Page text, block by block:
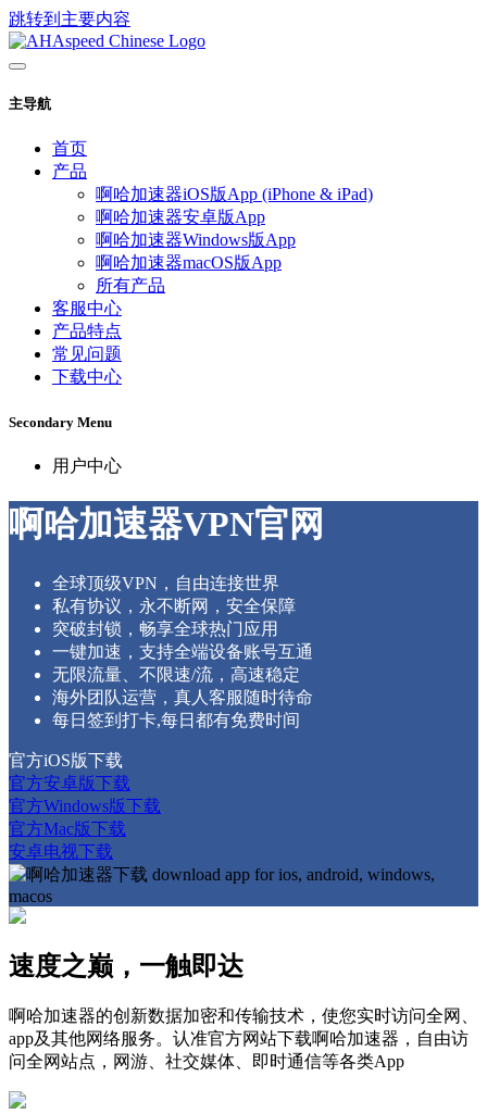
跳转到主要内容
主导航
首页
产品
啊哈加速器iOS版App (iPhone & iPad)
啊哈加速器安卓版App
啊哈加速器Windows版App
啊哈加速器macOS版App
所有产品
客服中心
产品特点
常见问题
下载中心
Secondary Menu
用户中心
啊哈加速器VPN官网
全球顶级VPN，自由连接世界
私有协议，永不断网，安全保障
突破封锁，畅享全球热门应用
一键加速，支持全端设备账号互通
无限流量、不限速/流，高速稳定
海外团队运营，真人客服随时待命
每日签到打卡,每日都有免费时间
官方iOS版下载
官方安卓版下载
官方Windows版下载
官方Mac版下载
安卓电视下载
速度之巅，一触即达
啊哈加速器的创新数据加密和传输技术，使您实时访问全网、
app及其他网络服务。认准官方网站下载啊哈加速器，自由访
问全网站点，网游、社交媒体、即时通信等各类App